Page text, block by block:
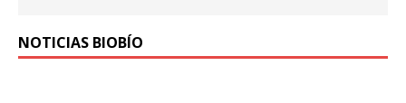
NOTICIAS BIOBÍO